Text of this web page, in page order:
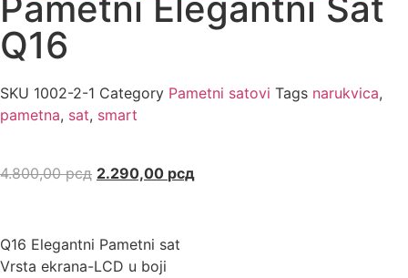
Q16
SKU 1002-2-1 Category Pametni satovi Tags narukvica,
pametna, sat, smart
4.800,00рсд 2.290,00 рсд
Q16 Elegantni Pametni sat
Vrsta ekrana-LCD u boji